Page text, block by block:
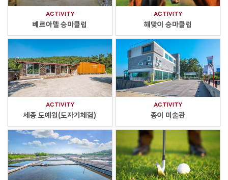
ACTIVITY
베르아델 승마클럽
ACTIVITY
해맞이 승마클럽
ACTIVITY
세종 도예원(도자기체험)
ACTIVITY
종이 미술관